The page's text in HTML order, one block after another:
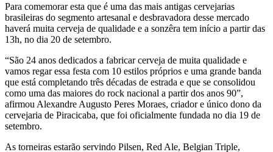
Para comemorar esta que é uma das mais antigas cervejarias
brasileiras do segmento artesanal e desbravadora desse mercado
haverá muita cerveja de qualidade e a sonzêra tem início a partir das
13h, no dia 20 de setembro.
“São 24 anos dedicados a fabricar cerveja de muita qualidade e
vamos regar essa festa com 10 estilos próprios e uma grande banda
que está completando três décadas de estrada e que se consolidou
como uma das maiores do rock nacional a partir dos anos 90”,
afirmou Alexandre Augusto Peres Moraes, criador e único dono da
cervejaria de Piracicaba, que foi oficialmente fundada no dia 19 de
setembro.
As torneiras estarão servindo Pilsen, Red Ale, Belgian Triple,